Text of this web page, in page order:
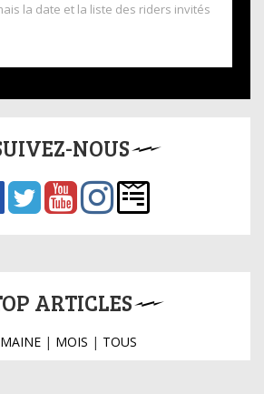
la date et la liste des riders invités
NOUS
ARTICLES
| MOIS | TOUS